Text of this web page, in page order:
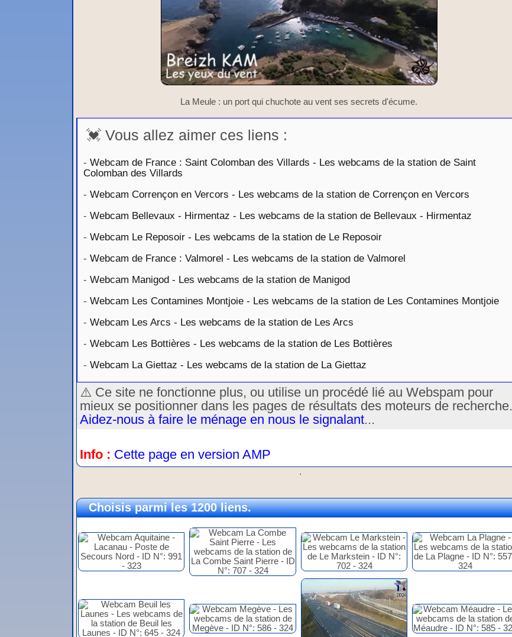
La Meule : un port qui chuchote au vent ses secrets d'écume.
💓 Vous allez aimer ces liens :
- Webcam de France : Saint Colomban des Villards - Les webcams de la station de Saint
Colomban des Villards
- Webcam Corrençon en Vercors - Les webcams de la station de Corrençon en Vercors
- Webcam Bellevaux - Hirmentaz - Les webcams de la station de Bellevaux - Hirmentaz
- Webcam Le Reposoir - Les webcams de la station de Le Reposoir
- Webcam de France : Valmorel - Les webcams de la station de Valmorel
- Webcam Manigod - Les webcams de la station de Manigod
- Webcam Les Contamines Montjoie - Les webcams de la station de Les Contamines Montjoie
- Webcam Les Arcs - Les webcams de la station de Les Arcs
- Webcam Les Bottières - Les webcams de la station de Les Bottières
- Webcam La Giettaz - Les webcams de la station de La Giettaz
⚠️ Ce site ne fonctionne plus, ou utilise un procédé lié au Webspam pour
mieux se positionner dans les pages de résultats des moteurs de recherche.
Aidez-nous à faire le ménage en nous le signalant...
Info : Cette page en version AMP
.
Choisis parmi les 1200 liens.